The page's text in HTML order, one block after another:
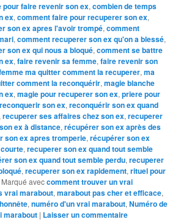
pour faire revenir son ex,combien de temps
ex,comment faire pour recuperer son ex,
son ex apres l'avoir trompé,comment
,comment recuperer son ex qu'on a blessé,
son ex qui nous a bloqué,comment se battre
ex,faire revenir sa femme,faire revenir son
ma quitter comment la recuperer,ma
comment la reconquérir,magie blanche
ex,magie pour recuperer son ex,priere pour
reconquerir son ex,reconquérir son ex quand
,recuperer ses affaires chez son ex,recuperer
ex à distance,récupérer son ex après des
son ex apres tromperie,récupérer son ex
,recuperer son ex quand tout semble
son ex quand tout semble perdu,recuperer
,recuperer son ex rapidement,rituel pour
Marqué aveccomment trouver un vrai
vrai marabout,marabout pas cher et efficace,
,numéro d'un vrai marabout,Numéro de
marabout | Laisser un commentaire